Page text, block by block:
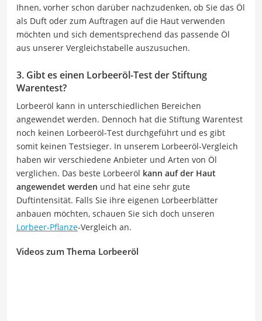
Ihnen, vorher schon darüber nachzudenken, ob Sie das Öl
als Duft oder zum Auftragen auf die Haut verwenden
möchten und sich dementsprechend das passende Öl
aus unserer Vergleichstabelle auszusuchen.
3. Gibt es einen Lorbeeröl-Test der Stiftung
Warentest?
Lorbeeröl kann in unterschiedlichen Bereichen
angewendet werden. Dennoch hat die Stiftung Warentest
noch keinen Lorbeeröl-Test durchgeführt und es gibt
somit keinen Testsieger. In unserem Lorbeeröl-Vergleich
haben wir verschiedene Anbieter und Arten von Öl
verglichen. Das beste Lorbeeröl kann auf der Haut
angewendet werden und hat eine sehr gute
Duftintensität. Falls Sie ihre eigenen Lorbeerblätter
anbauen möchten, schauen Sie sich doch unseren
Lorbeer-Pflanze-Vergleich an.
Videos zum Thema Lorbeeröl